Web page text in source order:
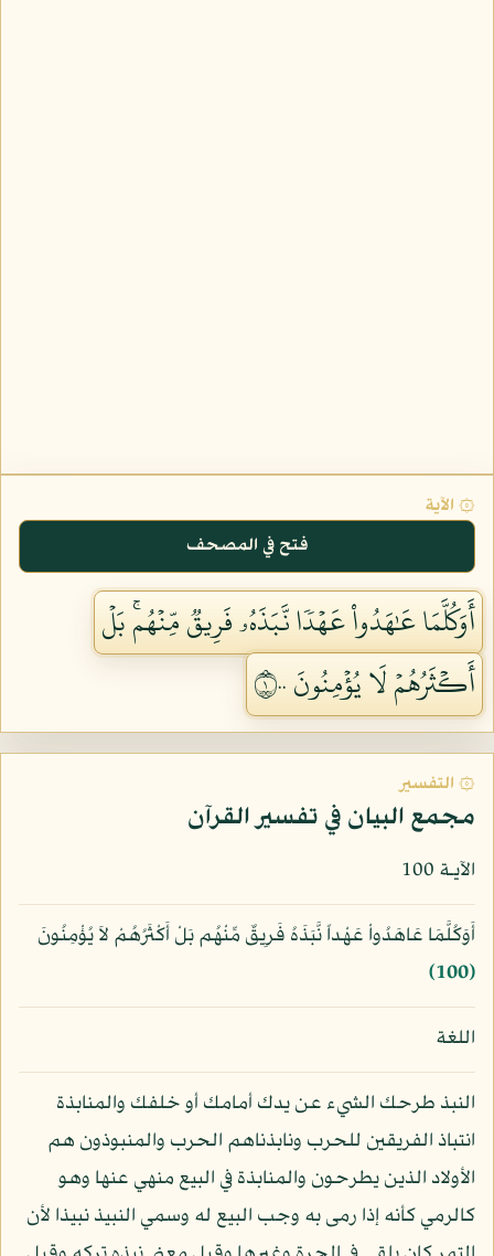
۞ الآية
فتح في المصحف
أَوَكُلَّمَا عَٰهَدُواْ عَهۡدٗا نَّبَذَهُۥ فَرِيقٞ مِّنۡهُمۚ بَلۡ
أَكۡثَرُهُمۡ لَا يُؤۡمِنُونَ ١٠٠
۞ التفسير
مجمع البيان في تفسير القرآن
الآيـة 100
أَوَكُلَّمَا عَاهَدُواْ عَهْداً نَّبَذَهُ فَرِيقٌ مِّنْهُم بَلْ أَكْثَرُهُمْ لاَ يُؤْمِنُونَ
﴿100﴾
اللغة
النبذ طرحك الشيء عن يدك أمامك أو خلفك والمنابذة
انتباذ الفريقين للحرب ونابذناهم الحرب والمنبوذون هم
الأولاد الذين يطرحون والمنابذة في البيع منهي عنها وهو
كالرمي كأنه إذا رمى به وجب البيع له وسمي النبيذ نبيذا لأن